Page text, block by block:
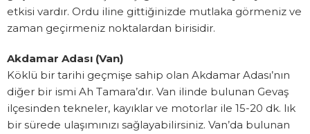
etkisi vardır. Ordu iline gittiğinizde mutlaka görmeniz ve
zaman geçirmeniz noktalardan birisidir.
Akdamar Adası (Van)
Köklü bir tarihi geçmişe sahip olan Akdamar Adası’nın
diğer bir ismi Ah Tamara’dır. Van ilinde bulunan Gevaş
ilçesinden tekneler, kayıklar ve motorlar ile 15-20 dk. lık
bir sürede ulaşımınızı sağlayabilirsiniz. Van’da bulunan